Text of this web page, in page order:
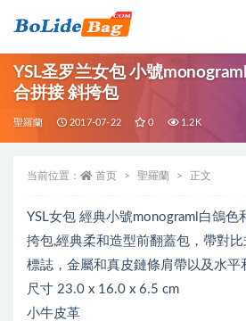
YSL圣罗兰女包 小號
合拼接 斜挎包
聖羅蘭 2017-07-22 0 1.2K
当前位置： 首页 聖羅蘭 正文
YSL女包 經典小號monograml白鴿色
挎包,經典柔和造型前翻蓋包，帶對
標誌，金屬和真皮鏈條肩帶以及水平
尺寸 23.0 x 16.0 x 6.5 cm
小牛皮革